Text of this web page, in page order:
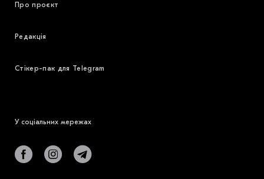
Про проєкт
Редакція
Стікер-пак для Telegram
У соціальних мережах